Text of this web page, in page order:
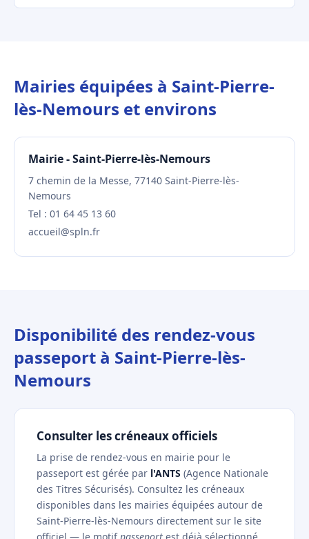
Mairies équipées à Saint-Pierre-
lès-Nemours et environs
Mairie - Saint-Pierre-lès-Nemours
7 chemin de la Messe, 77140 Saint-Pierre-lès-
Nemours
Tel : 01 64 45 13 60
accueil@spln.fr
Disponibilité des rendez-vous
passeport à Saint-Pierre-lès-
Nemours
Consulter les créneaux officiels
La prise de rendez-vous en mairie pour le
passeport est gérée par l'ANTS (Agence Nationale
des Titres Sécurisés). Consultez les créneaux
disponibles dans les mairies équipées autour de
Saint-Pierre-lès-Nemours directement sur le site